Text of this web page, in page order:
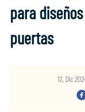
para
puertas
12, Dic